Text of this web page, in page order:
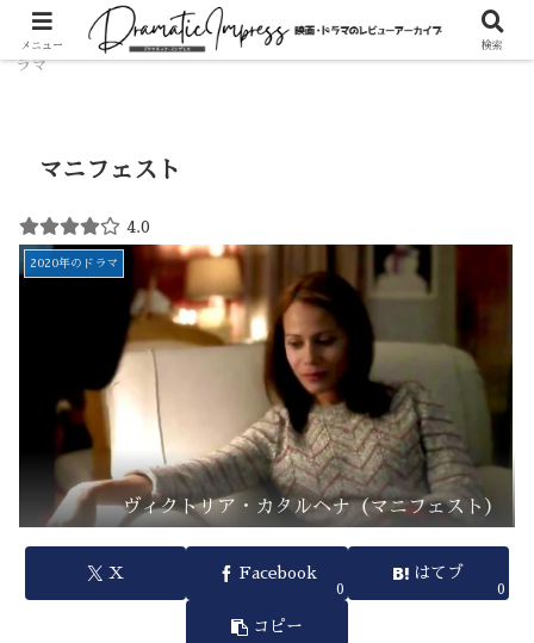
ドラマ 2020年代のドラマ
2020年のド
ラマ
マニフェスト
4.0
2020年のドラマ
ヴィクトリア・カタルヘナ（マニフェスト）
X Facebook
0
はてブ
0
コピー
メニュー 検索